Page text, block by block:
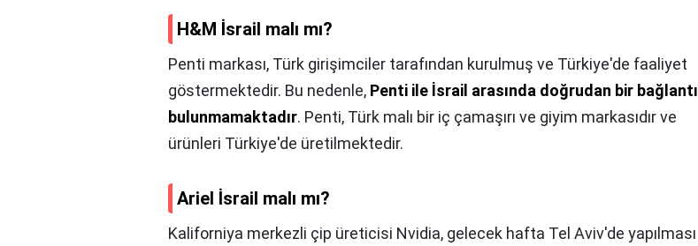
H&M İsrail malı mı?
Penti markası, Türk girişimciler tarafından kurulmuş ve Türkiye'de faaliyet
göstermektedir. Bu nedenle, Penti ile İsrail arasında doğrudan bir bağlantı
bulunmamaktadır. Penti, Türk malı bir iç çamaşırı ve giyim markasıdır ve
ürünleri Türkiye'de üretilmektedir.
Ariel İsrail malı mı?
Kaliforniya merkezli çip üreticisi Nvidia, gelecek hafta Tel Aviv'de yapılması